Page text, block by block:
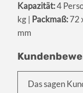
Kapazität:4
kg | Packmaß:72
mm
Das sagen